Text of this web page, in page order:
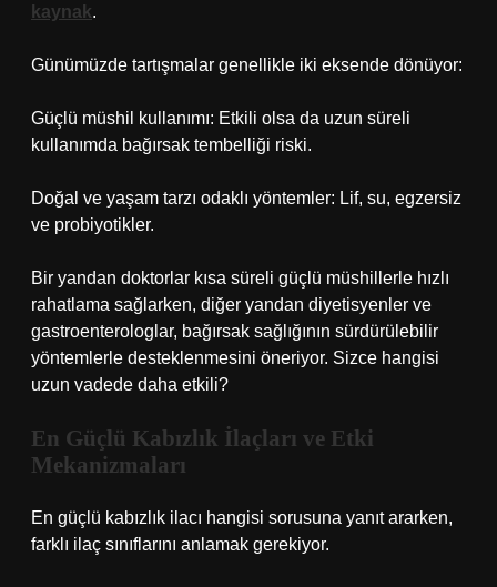
kaynak.
Günümüzde tartışmalar genellikle iki eksende dönüyor:
Güçlü müshil kullanımı: Etkili olsa da uzun süreli
kullanımda bağırsak tembelliği riski.
Doğal ve yaşam tarzı odaklı yöntemler: Lif, su, egzersiz
ve probiyotikler.
Bir yandan doktorlar kısa süreli güçlü müshillerle hızlı
rahatlama sağlarken, diğer yandan diyetisyenler ve
gastroenterologlar, bağırsak sağlığının sürdürülebilir
yöntemlerle desteklenmesini öneriyor. Sizce hangisi
uzun vadede daha etkili?
En Güçlü Kabızlık İlaçları ve Etki
Mekanizmaları
En güçlü kabızlık ilacı hangisi sorusuna yanıt ararken,
farklı ilaç sınıflarını anlamak gerekiyor.